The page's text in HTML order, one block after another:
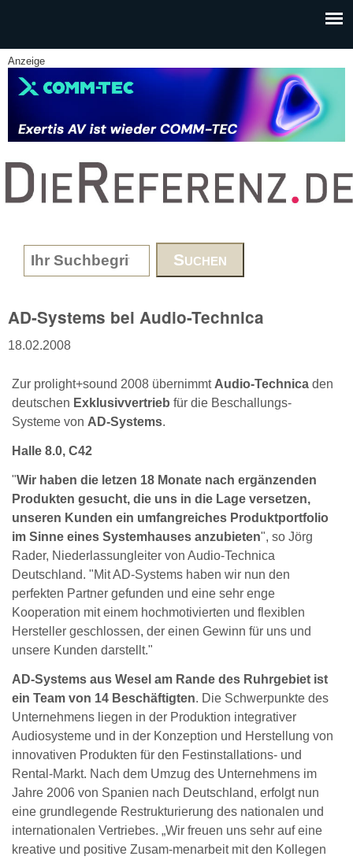
Anzeige
www.DieReferenz.de
Search form
AD-Systems bei Audio-Technica
18.02.2008
Zur prolight+sound 2008 übernimmt Audio-Technica den
deutschen Exklusivvertrieb für die Beschallungs-
Systeme von AD-Systems.
Halle 8.0, C42
"Wir haben die letzen 18 Monate nach ergänzenden
Produkten gesucht, die uns in die Lage versetzen,
unseren Kunden ein umfangreiches Produktportfolio
im Sinne eines Systemhauses anzubieten", so Jörg
Rader, Niederlassungleiter von Audio-Technica
Deutschland. "Mit AD-Systems haben wir nun den
perfekten Partner gefunden und eine sehr enge
Kooperation mit einem hochmotivierten und flexiblen
Hersteller geschlossen, der einen Gewinn für uns und
unsere Kunden darstellt."
AD-Systems aus Wesel am Rande des Ruhrgebiet ist
ein Team von 14 Beschäftigten. Die Schwerpunkte des
Unternehmens liegen in der Produktion integrativer
Audiosysteme und in der Konzeption und Herstellung von
innovativen Produkten für den Festinstallations- und
Rental-Markt. Nach dem Umzug des Unternehmens im
Jahre 2006 von Spanien nach Deutschland, erfolgt nun
eine grundlegende Restrukturierung des nationalen und
internationalen Vertriebes. „Wir freuen uns sehr auf eine
kreative und positive Zusam-menarbeit mit den Kollegen